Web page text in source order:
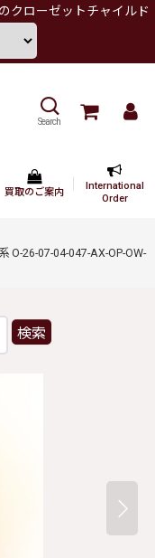
クローゼットチャイルド
Search
買取のご案内
International
Order
O-26-07-04-047-AX-OP-OW-
検索